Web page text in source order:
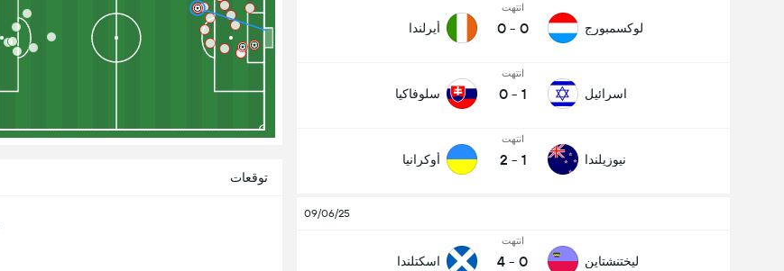
لوكسمبورج
انتهت
0
-
0 أيرلندا
اسرائيل
انتهت
1
-
0 سلوفاكيا
نيوزيلندا
انتهت
1
-
2 أوكرانيا
09/06/25
ليختنشتاين
انتهت
0
-
4 اسكتلندا
توقعات